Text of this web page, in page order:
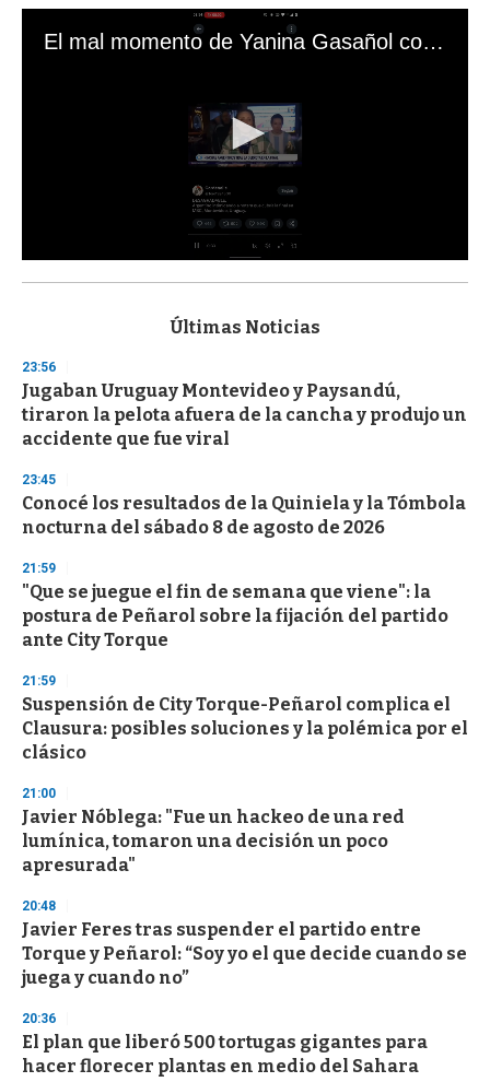
El mal momento de Yanina Gasañol con un hincha argentino en "Subrayado"
s
d
s
o
f
3
s
e
c
o
d
s
Últimas Noticias
23:56
Jugaban Uruguay Montevideo y Paysandú,
tiraron la pelota afuera de la cancha y produjo un
accidente que fue viral
23:45
Conocé los resultados de la Quiniela y la Tómbola
nocturna del sábado 8 de agosto de 2026
21:59
"Que se juegue el fin de semana que viene": la
postura de Peñarol sobre la fijación del partido
ante City Torque
21:59
Suspensión de City Torque-Peñarol complica el
Clausura: posibles soluciones y la polémica por el
clásico
21:00
Javier Nóblega: "Fue un hackeo de una red
lumínica, tomaron una decisión un poco
apresurada"
20:48
Javier Feres tras suspender el partido entre
Torque y Peñarol: “Soy yo el que decide cuando se
juega y cuando no”
20:36
El plan que liberó 500 tortugas gigantes para
hacer florecer plantas en medio del Sahara